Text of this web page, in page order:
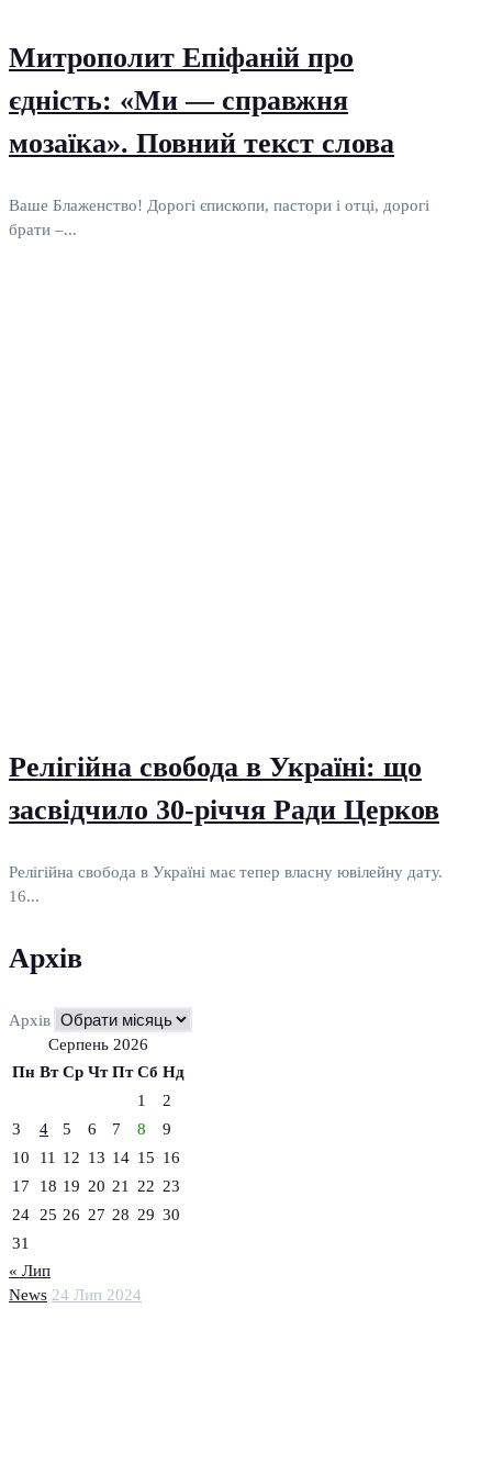
News 24 Лип 2024
Митрополит Епіфаній про
єдність: «Ми — справжня
мозаїка». Повний текст слова
Ваше Блаженство! Дорогі єпископи, пастори і отці, дорогі
брати –...
Релігійна свобода в Україні: що
засвідчило 30-річчя Ради Церков
Релігійна свобода в Україні має тепер власну ювілейну дату.
16...
Архів
Архів
Серпень 2026
Пн Вт Ср Чт Пт Сб Нд
1
2
3
4 5 6 7 8
9
10
11 12 13 14 15 16
17
18 19 20 21 22 23
24
25 26 27 28 29 30
31
« Лип